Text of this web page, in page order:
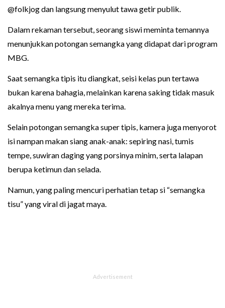
@folkjog dan langsung menyulut tawa getir publik.
Dalam rekaman tersebut, seorang siswi meminta temannya
menunjukkan potongan semangka yang didapat dari program
MBG.
Saat semangka tipis itu diangkat, seisi kelas pun tertawa
bukan karena bahagia, melainkan karena saking tidak masuk
akalnya menu yang mereka terima.
Selain potongan semangka super tipis, kamera juga menyorot
isi nampan makan siang anak-anak: sepiring nasi, tumis
tempe, suwiran daging yang porsinya minim, serta lalapan
berupa ketimun dan selada.
Namun, yang paling mencuri perhatian tetap si “semangka
tisu” yang viral di jagat maya.